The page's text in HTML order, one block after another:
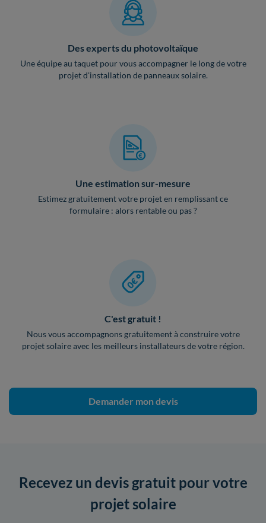
Des experts du photovoltaïque
Une équipe au taquet pour vous accompagner le long de votre
projet d'installation de panneaux solaire.
Une estimation sur-mesure
Estimez gratuitement votre projet en remplissant ce
formulaire : alors rentable ou pas ?
C'est gratuit !
Nous vous accompagnons gratuitement à construire votre
projet solaire avec les meilleurs installateurs de votre région.
Demander mon devis
Recevez un devis gratuit pour votre
projet solaire